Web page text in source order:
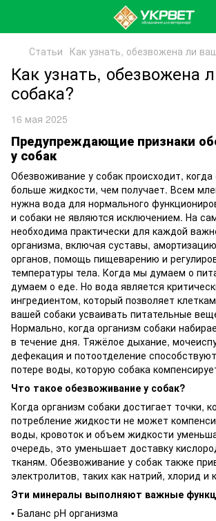
Статьи Как узнать, обезвожена ли
Как узнать, обезвожена
собака?
16 мая 2025
Предупреждающие признаки
у собак
Обезвоживание у собак происходит, когда
больше жидкости, чем получает. Всем
нужна вода для нормального
и собаки не являются исключением. На
необходима практически для каждой
организма, включая суставы,
органов, помощь пищеварению и
температуры тела. Когда мы думаем о
думаем о еде. Но вода является
ингредиентом, который позволяет
вашей собаки усваивать питательные
Нормально, когда организм собаки
в течение дня. Тяжёлое дыхание,
дефекация и потоотделение
потере воды, которую собака
Что такое обезвоживание у собак?
Когда организм собаки достигает точки,
потребление жидкости не может
воды, кровоток и объем жидкости
очередь, это уменьшает доставку
тканям. Обезвоживание у собак также
электролитов, таких как натрий, хлорид и
Эти минералы выполняют важные
• Баланс pH организма